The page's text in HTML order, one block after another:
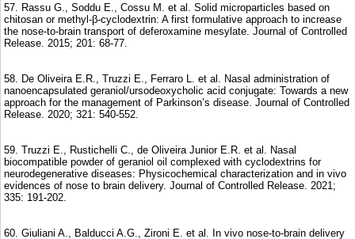
57. Rassu G., Soddu E., Cossu M. et al. Solid microparticles based on
chitosan or methyl-β-cyclodextrin: A first formulative approach to increase
the nose-to-brain transport of deferoxamine mesylate. Journal of Controlled
Release. 2015; 201: 68-77.
58. De Oliveira E.R., Truzzi E., Ferraro L. et al. Nasal administration of
nanoencapsulated geraniol/ursodeoxycholic acid conjugate: Towards a new
approach for the management of Parkinson’s disease. Journal of Controlled
Release. 2020; 321: 540-552.
59. Truzzi E., Rustichelli C., de Oliveira Junior E.R. et al. Nasal
biocompatible powder of geraniol oil complexed with cyclodextrins for
neurodegenerative diseases: Physicochemical characterization and in vivo
evidences of nose to brain delivery. Journal of Controlled Release. 2021;
335: 191-202.
60. Giuliani A., Balducci A.G., Zironi E. et al. In vivo nose-to-brain delivery